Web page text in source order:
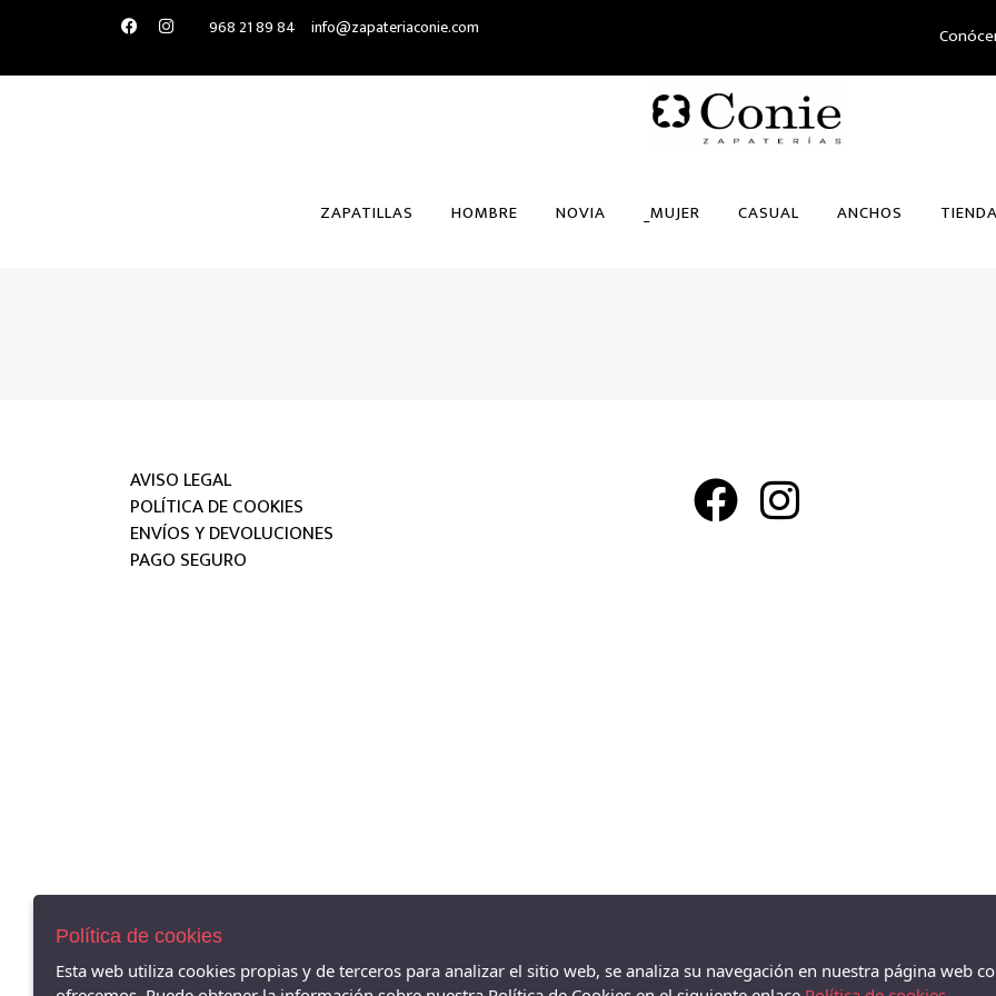
968 21 89 84 info@zapateriaconie.com
ZAPATILLAS HOMBRE NOVIA _MUJER CASUAL ANCHOS TIENDA
AVISO LEGAL
POLÍTICA DE COOKIES
ENVÍOS Y DEVOLUCIONES
PAGO SEGURO
Política de cookies
Esta web utiliza cookies propias y de terceros para analizar el sitio web, se analiza su navegación en nuestra página web